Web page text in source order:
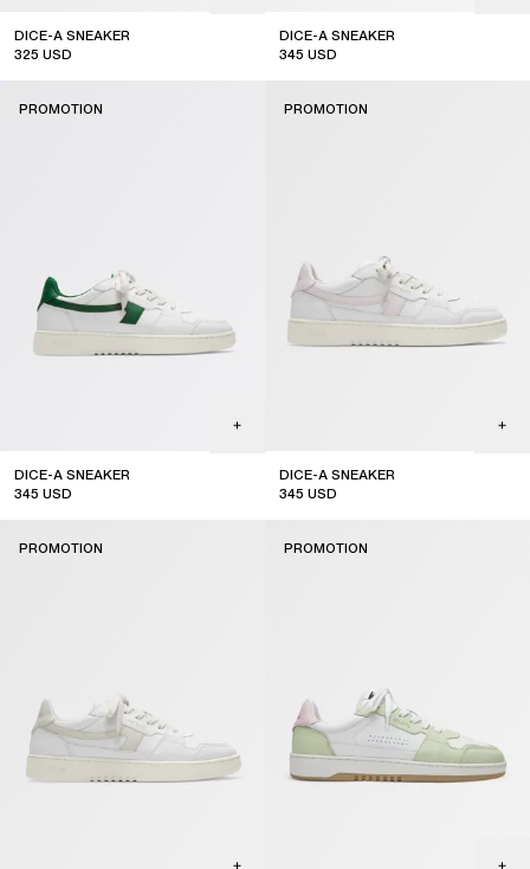
DICE-A SNEAKER
325 USD
DICE-A SNEAKER
345 USD
DICE-A SNEAKER
345 USD
PROMOTION
DICE-A SNEAKER
345 USD
PROMOTION
PROMOTION PROMOTION